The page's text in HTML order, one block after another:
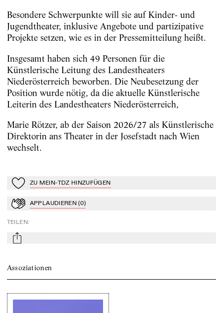
Besondere Schwerpunkte will sie auf Kinder- und
Jugendtheater, inklusive Angebote und partizipative
Projekte setzen, wie es in der Pressemitteilung heißt.
Insgesamt haben sich 49 Personen für die
Künstlerische Leitung des Landestheaters
Niederösterreich beworben. Die Neubesetzung der
Position wurde nötig, da die aktuelle Künstlerische
Leiterin des Landestheaters Niederösterreich,
Marie Rötzer, ab der Saison 2026/27 als Künstlerische
Direktorin ans Theater in der Josefstadt nach Wien
wechselt.
Zu Mein-TdZ hinzufügen
ZU MEIN-TDZ HINZUFÜGEN
ApplaudierenAPPLAUDIEREN (0)
TEILEN:
mail
Assoziationen